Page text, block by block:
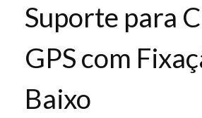
Suporte para
GPS com
Baixo